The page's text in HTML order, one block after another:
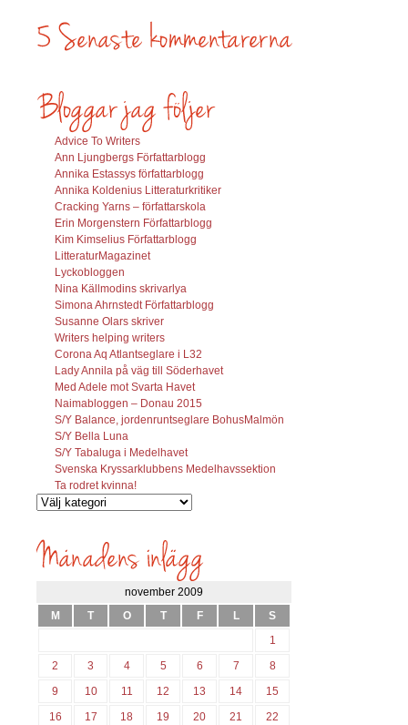
Advice To Writers
Ann Ljungbergs Författarblogg
Annika Estassys författarblogg
Annika Koldenius Litteraturkritiker
Cracking Yarns – författarskola
Erin Morgenstern Författarblogg
Kim Kimselius Författarblogg
LitteraturMagazinet
Lyckobloggen
Nina Källmodins skrivarlya
Simona Ahrnstedt Författarblogg
Susanne Olars skriver
Writers helping writers
Corona Aq Atlantseglare i L32
Lady Annila på väg till Söderhavet
Med Adele mot Svarta Havet
Naimabloggen – Donau 2015
S/Y Balance, jordenruntseglare BohusMalmön
S/Y Bella Luna
S/Y Tabaluga i Medelhavet
Svenska Kryssarklubbens Medelhavssektion
Ta rodret kvinna!
Vilka
söks?
november 2009
M
T O T F L
S
1
2
3 4 5 6 7
8
9
10 11 12 13 14
15
16
17 18 19 20 21
22